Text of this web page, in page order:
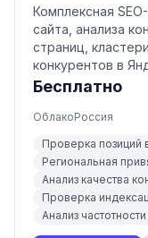
Комплексная
сайта, анализа
страниц,
конкурентов в
Бесплатно
ОблакоРоссия
Проверка позиций
Региональная
Анализ качества
Проверка
Анализ